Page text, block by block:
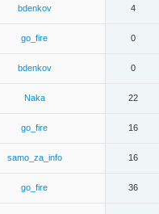
bdenkov 4
go_fire 0
bdenkov 0
Naka 22
go_fire 16
samo_za_info 16
go_fire 36